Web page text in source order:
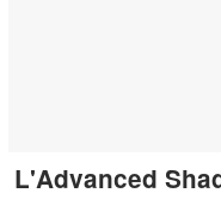
L'Advanced